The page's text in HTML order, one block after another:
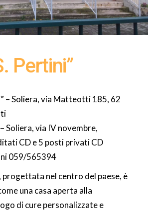
Pertini”
– Soliera, via Matteotti 185, 62
Soliera, via IV novembre,
CD e 5 posti privati CD
059/565394
progettata nel centro del paese, è
una casa aperta alla
di cure personalizzate e